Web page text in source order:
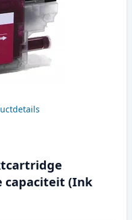
capaciteit (Ink